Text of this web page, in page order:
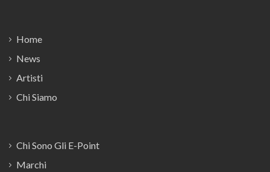
Home
News
Artisti
Chi Siamo
Chi Sono Gli E-Point
Marchi